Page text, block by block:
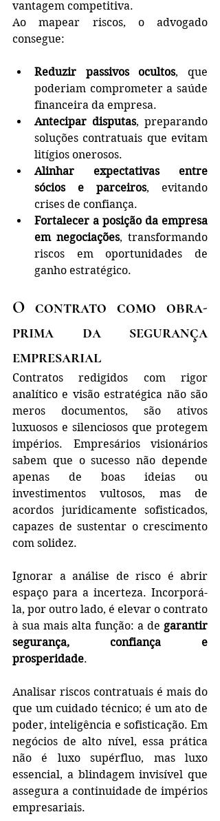
vantagem competitiva.
Ao mapear riscos, o advogado
consegue:
Reduzir passivos ocultos, que
poderiam comprometer a saúde
financeira da empresa.
Antecipar disputas, preparando
soluções contratuais que evitam
litígios onerosos.
Alinhar expectativas entre
sócios e parceiros, evitando
crises de confiança.
Fortalecer a posição da empresa
em negociações, transformando
riscos em oportunidades de
ganho estratégico.
O contrato como obra-
prima da segurança
empresarial
Contratos redigidos com rigor
analítico e visão estratégica não são
meros documentos, são ativos
luxuosos e silenciosos que protegem
impérios. Empresários visionários
sabem que o sucesso não depende
apenas de boas ideias ou
investimentos vultosos, mas de
acordos juridicamente sofisticados,
capazes de sustentar o crescimento
com solidez.
Ignorar a análise de risco é abrir
espaço para a incerteza. Incorporá-
la, por outro lado, é elevar o contrato
à sua mais alta função: a de garantir
segurança, confiança e
prosperidade.
Analisar riscos contratuais é mais do
que um cuidado técnico; é um ato de
poder, inteligência e sofisticação. Em
negócios de alto nível, essa prática
não é luxo supérfluo, mas luxo
essencial, a blindagem invisível que
assegura a continuidade de impérios
empresariais.